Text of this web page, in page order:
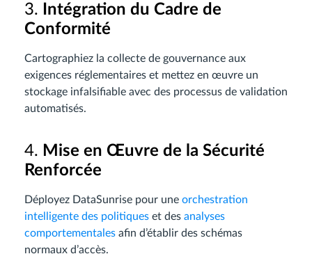
3.
Intégration du Cadre de
Conformité
Cartographiez la collecte de gouvernance aux
exigences réglementaires et mettez en œuvre un
stockage infalsifiable avec des processus de validation
automatisés.
4. Mise en Œuvre de la Sécurité
Renforcée
Déployez DataSunrise pour une orchestration
intelligente des politiques et des analyses
comportementales afin d’établir des schémas
normaux d’accès.